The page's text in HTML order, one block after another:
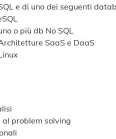
e di uno dei seguenti
o più db No SQL
SaaS e DaaS
al problem solving